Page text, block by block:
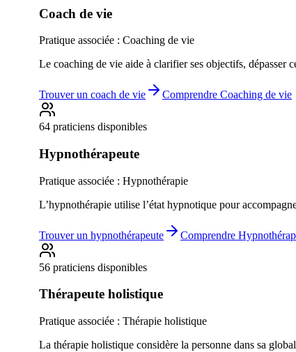
Coach de vie
Pratique associée : Coaching de vie
Le coaching de vie aide à clarifier ses objectifs, dépasser
Trouver un coach de vie Comprendre Coaching de vie
64 praticiens disponibles
Hypnothérapeute
Pratique associée : Hypnothérapie
L’hypnothérapie utilise l’état hypnotique pour
Trouver un hypnothérapeute Comprendre
56 praticiens disponibles
Thérapeute holistique
Pratique associée : Thérapie holistique
La thérapie holistique considère la personne dans sa